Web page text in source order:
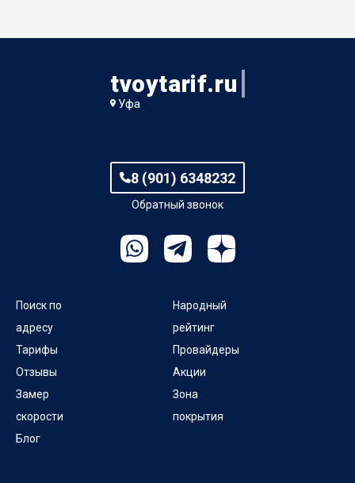
tvoytarif.ru
Уфа
8 (901) 6348232
Обратный звонок
Поиск по
адресу
Тарифы
Отзывы
Замер
скорости
Блог
Народный
рейтинг
Провайдеры
Акции
Зона
покрытия